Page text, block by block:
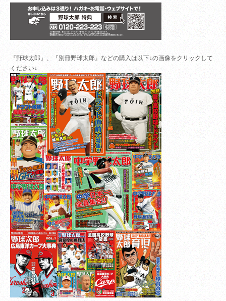
『野球太郎』、『別冊野球太郎』などの購入は以下↓の画像をクリックして
ください↓